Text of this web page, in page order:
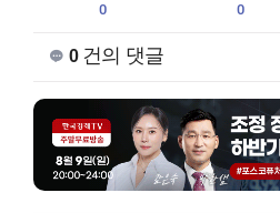
0
0
0건의 댓글